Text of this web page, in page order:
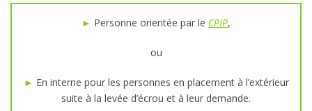
► Personne orientée par le CPIP,
ou
► En interne pour les personnes en placement à l’extérieur
suite à la levée d’écrou et à leur demande.